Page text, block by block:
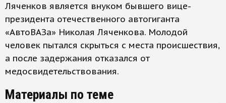
Ляченков является внуком бывшего вице-
президента отечественного автогиганта
«АвтоВАЗа» Николая Ляченкова. Молодой
человек пытался скрыться с места происшествия,
а после задержания отказался от
медосвидетельствования.
Материалы по теме